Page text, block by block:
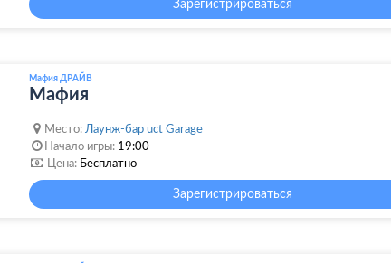
Зарегистрироваться
Мафия ДРАЙВ
Мафия
Место: Лаунж-бар uct Garage
Начало игры: 19:00
Цена: Бесплатно
Зарегистрироваться